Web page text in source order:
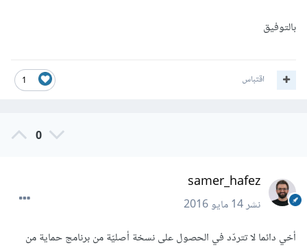
بالتوفيق
1 اقتباس
0
samer_hafez
نشر14 مايو 2016
أخي دائما لا تتردّد في الحصول على نسخة أصليّة من برنامج حماية من